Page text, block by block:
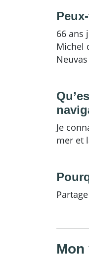
66 ans
Michel
Je
mer et